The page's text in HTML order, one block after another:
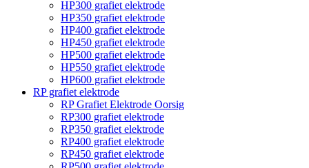
HP300 grafiet elektrode
HP350 grafiet elektrode
HP400 grafiet elektrode
HP450 grafiet elektrode
HP500 grafiet elektrode
HP550 grafiet elektrode
HP600 grafiet elektrode
RP grafiet elektrode
RP Grafiet Elektrode Oorsig
RP300 grafiet elektrode
RP350 grafiet elektrode
RP400 grafiet elektrode
RP450 grafiet elektrode